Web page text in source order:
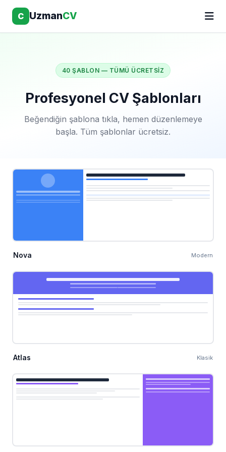
C UzmanCV
40 ŞABLON — TÜMÜ ÜCRETSIZ
Profesyonel CV Şablonları
Beğendiğin şablona tıkla, hemen düzenlemeye
başla. Tüm şablonlar ücretsiz.
Nova Modern
Atlas Klasik